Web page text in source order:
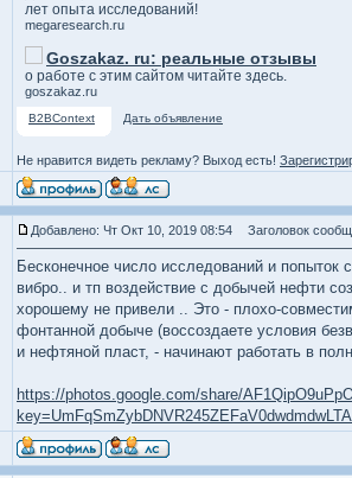
лет опыта исследований!
megaresearch.ru
Goszakaz. ru: реальные отзывы
о работе с этим сайтом читайте здесь.
goszakaz.ru
B2BContext Дать объявление
Не нравится видеть рекламу? Выход есть!
Добавлено: Чт Окт 10, 2019 08:54 Заголовок
Бесконечное число исследований и попыток
вибро.. и тп воздействие с добычей нефти
хорошему не привели .. Это - плохо-
фонтанной добыче (воссоздаете условия
и нефтяной пласт, - начинают работать в
https://photos.google.com/share/